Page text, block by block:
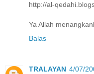
http://al-
Ya Allah
Balas
TRALAYAN 4/07/